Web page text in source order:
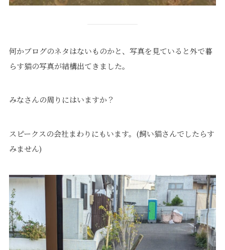
何かブログのネタはないものかと、写真を見ていると外で暮
らす猫の写真が結構出てきました。
みなさんの周りにはいますか？
スピークスの会社まわりにもいます。(飼い猫さんでしたらす
みません)